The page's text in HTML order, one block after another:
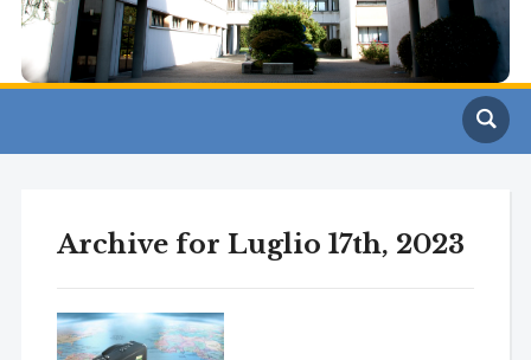
Archive for Luglio 17th, 2023